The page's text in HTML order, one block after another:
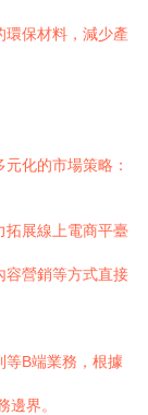
環保材料，減少產
化的市場策略：
拓展線上電商平臺
容營銷等方式直接
等B端業務，根據
界。